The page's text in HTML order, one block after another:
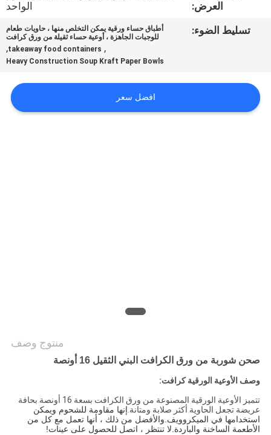
أخبار
اقتباس
العرض:
الواحد
تسليط الضوء:
أطباق حساء ورقية يمكن التخلص منها ، حاويات طعام
للوجبات الجاهزة ، أوعية حساء ثقيلة من ورق كرافت
,
takeaway food containers
,
Heavy Construction Soup Kraft Paper Bowls
افضل سعر
منتوج وصف
صحن شوربة من ورق الكرافت البني الثقيل 16 أونصة
وصف الأوعية الورقية كرافت:
تتميز الأوعية الورقية المصنوعة من ورق الكرافت بسعة 16 أونصة بحافة
عريضة تجعل الحاوية أكثر صلابة ومتانة.إنها مقاومة للشحوم ويمكن
استخدامها في الميكروويف.والأفضل من ذلك ، أنها تعمل مع كل من
الأطعمة الساخنة والباردة.لا تنتظر ، اتصل للحصول على عينات!